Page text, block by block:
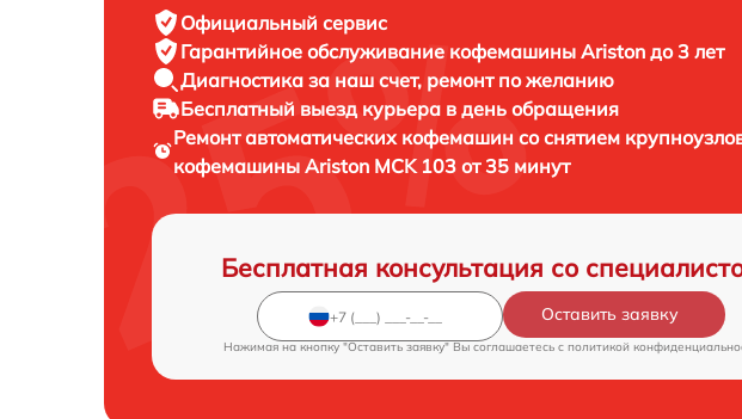
Официальный сервис
Гарантийное обслуживание кофемашины Ariston до 3 лет
Диагностика за наш счет, ремонт по желанию
Бесплатный выезд курьера в день обращения
Ремонт автоматических кофемашин со снятием
кофемашины Ariston MCK 103 от 35 минут
Бесплатная консультация со
Оставить заявку
Нажимая на кнопку "Оставить заявку" Вы соглашаетесь c политикой